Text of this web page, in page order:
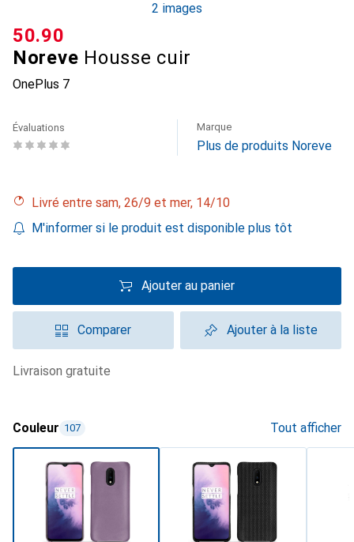
2 images
Noreve Housse cuir
OnePlus 7
CHF
50.90
Évaluations Marque
Plus de produits Noreve
Livré entre sam, 26/9 et mer, 14/10
M'informer si le produit est disponible plus tôt
Ajouter au panier
Comparer Ajouter à la liste
livraison gratuite
Couleur 107 Tout afficher